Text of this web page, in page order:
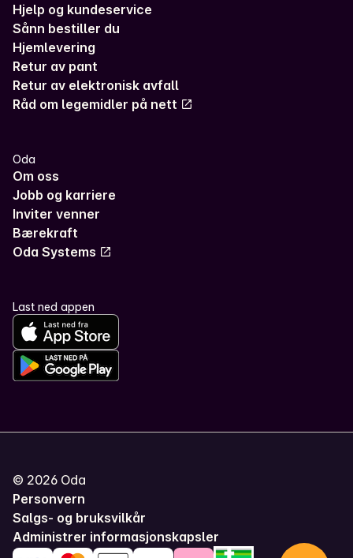
Hjelp og kundeservice
Sånn bestiller du
Hjemlevering
Retur av pant
Retur av elektronisk avfall
Råd om legemidler på nett
Oda
Om oss
Jobb og karriere
Inviter venner
Bærekraft
Oda Systems
Last ned appen
© 2026 Oda
Personvern
Salgs- og bruksvilkår
Administrer informasjonskapsler